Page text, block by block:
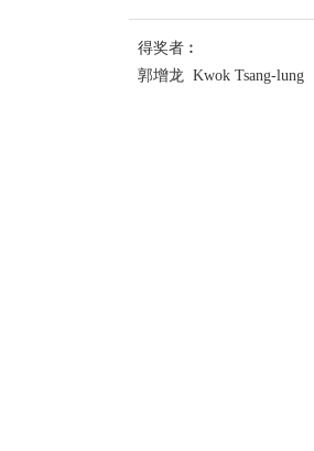
得奖者︰
郭增龙 Kwok Tsang-lung